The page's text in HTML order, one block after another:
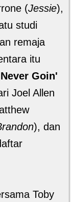
(Jessie),
studi
remaja
itu
Never Goin'
Joel Allen
), dan
Toby